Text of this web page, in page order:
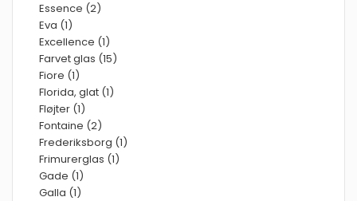
Essence (2)
Eva (1)
Excellence (1)
Farvet glas (15)
Fiore (1)
Florida, glat (1)
Fløjter (1)
Fontaine (2)
Frederiksborg (1)
Frimurerglas (1)
Gade (1)
Galla (1)